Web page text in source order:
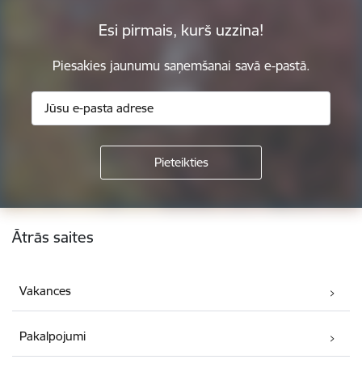
Esi pirmais, kurš uzzina!
Piesakies jaunumu saņemšanai savā e-pastā.
Kājene
Ātrās saites
Vakances
Pakalpojumi